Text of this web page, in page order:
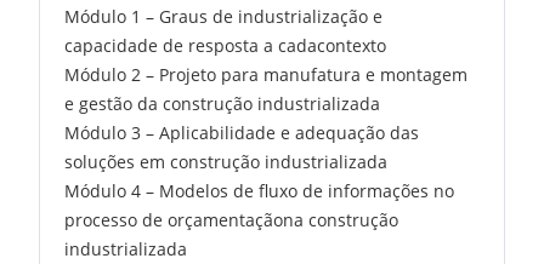
Módulo 1 – Graus de industrialização e
capacidade de resposta a cadacontexto
Módulo 2 – Projeto para manufatura e montagem
e gestão da construção industrializada
Módulo 3 – Aplicabilidade e adequação das
soluções em construção industrializada
Módulo 4 – Modelos de fluxo de informações no
processo de orçamentaçãona construção
industrializada